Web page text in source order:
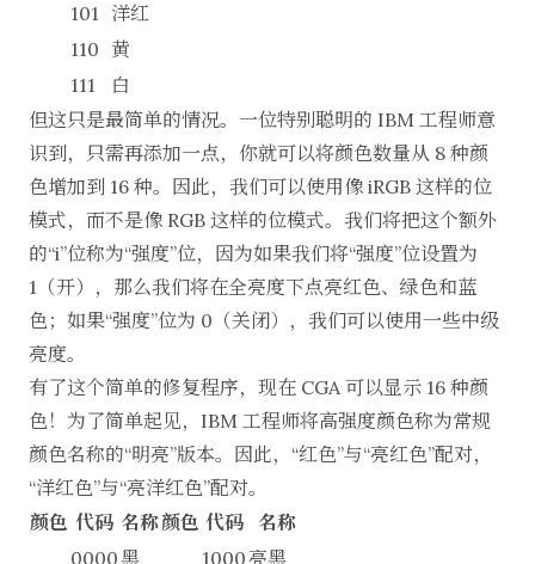
101 洋红
110 黄
111
白
但这只是最简单的情况。一位特别聪明的 IBM 工程师意
识到，只需再添加一点，你就可以将颜色数量从 8 种颜
色增加到 16 种。因此，我们可以使用像 iRGB 这样的位
模式，而不是像 RGB 这样的位模式。我们将把这个额外
的“i”位称为“强度”位，因为如果我们将“强度”位设置为
1（开），那么我们将在全亮度下点亮红色、绿色和蓝
色；如果“强度”位为 0（关闭），我们可以使用一些中级
亮度。
有了这个简单的修复程序，现在 CGA 可以显示 16 种颜
色！为了简单起见，IBM 工程师将高强度颜色称为常规
颜色名称的“明亮”版本。因此，“红色”与“亮红色”配对，
“洋红色”与“亮洋红色”配对。
颜色 代码 名称颜色 代码
名称
0000黑 1000亮黑